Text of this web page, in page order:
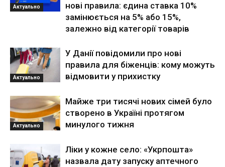
Актуально
нові правила: єдина ставка 10%
замінюється на 5% або 15%,
залежно від категорії товарів
Актуально
У Данії повідомили про нові
правила для біженців: кому можуть
відмовити у прихистку
Актуально
Майже три тисячі нових сімей було
створено в Україні протягом
минулого тижня
Ліки у кожне село: «Укрпошта»
назвала дату запуску аптечного